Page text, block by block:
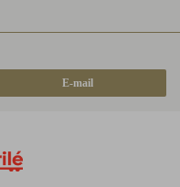
E-mail